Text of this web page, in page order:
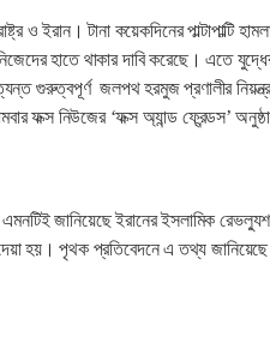
ইরান। টানা কয়েকদিনের পাল্টাপাল্টি
হাতে থাকার দাবি করেছে। এতে
গুরুত্বপূর্ণ জলপথ হরমুজ প্রণালীর
ফক্স নিউজের ‘ফক্স অ্যান্ড ফ্রেন্ডস’
জানিয়েছে ইরানের ইসলামিক
হয়। পৃথক প্রতিবেদনে এ তথ্য জানিয়েছে